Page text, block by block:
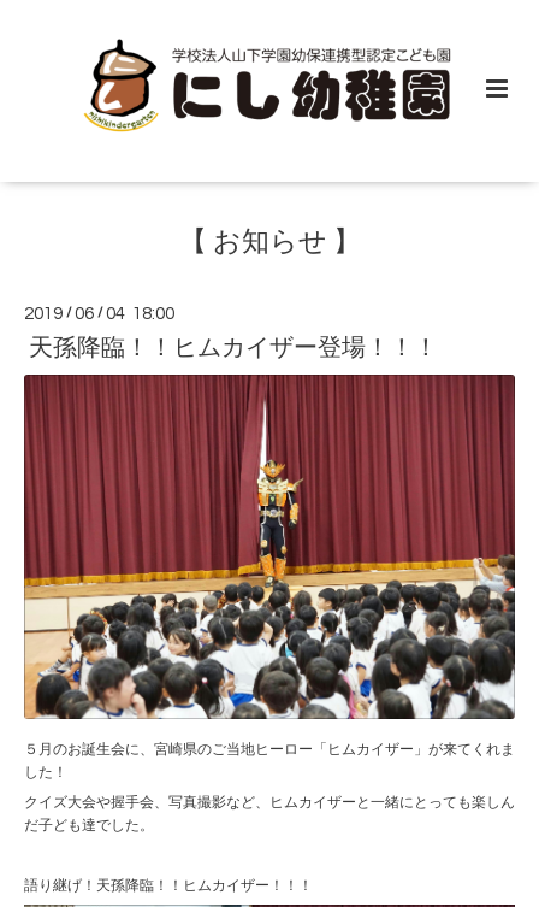
【 お知らせ 】
2019 /06 /04 18:00
天孫降臨！！ヒムカイザー登場！！！
５月のお誕生会に、宮崎県のご当地ヒーロー「ヒムカイザー」が来てくれま
した！
クイズ大会や握手会、写真撮影など、ヒムカイザーと一緒にとっても楽しん
だ子ども達でした。
語り継げ！天孫降臨！！ヒムカイザー！！！